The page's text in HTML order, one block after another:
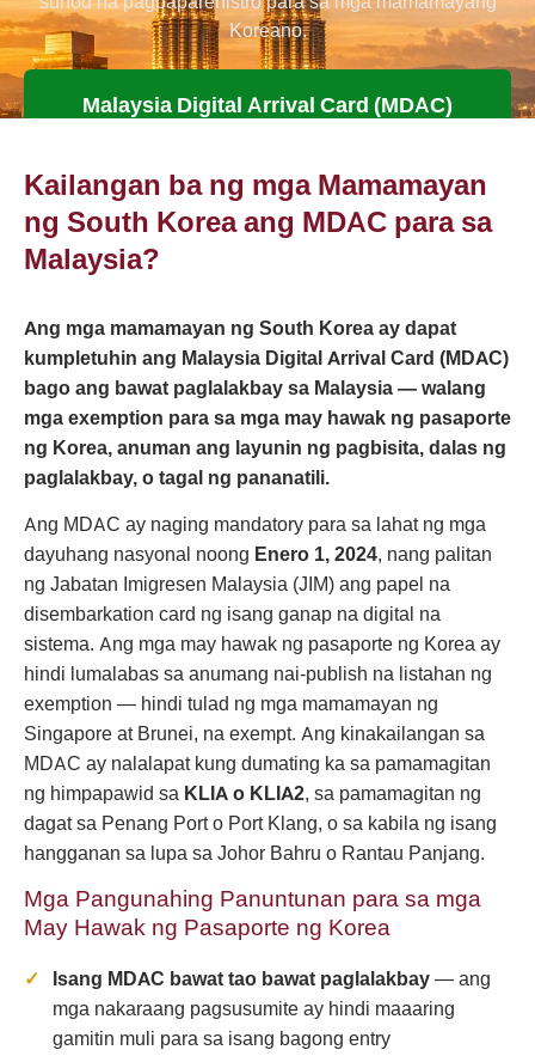
Koreano.
Malaysia Digital Arrival Card (MDAC)
Kailangan ba ng mga Mamamayan
ng South Korea ang MDAC para sa
Malaysia?
Ang mga mamamayan ng South Korea ay dapat
kumpletuhin ang Malaysia Digital Arrival Card (MDAC)
bago ang bawat paglalakbay sa Malaysia — walang
mga exemption para sa mga may hawak ng pasaporte
ng Korea, anuman ang layunin ng pagbisita, dalas ng
paglalakbay, o tagal ng pananatili.
Ang MDAC ay naging mandatory para sa lahat ng mga
dayuhang nasyonal noong Enero 1, 2024, nang palitan
ng Jabatan Imigresen Malaysia (JIM) ang papel na
disembarkation card ng isang ganap na digital na
sistema. Ang mga may hawak ng pasaporte ng Korea ay
hindi lumalabas sa anumang nai-publish na listahan ng
exemption — hindi tulad ng mga mamamayan ng
Singapore at Brunei, na exempt. Ang kinakailangan sa
MDAC ay nalalapat kung dumating ka sa pamamagitan
ng himpapawid sa KLIA o KLIA2, sa pamamagitan ng
dagat sa Penang Port o Port Klang, o sa kabila ng isang
hangganan sa lupa sa Johor Bahru o Rantau Panjang.
Mga Pangunahing Panuntunan para sa mga
May Hawak ng Pasaporte ng Korea
Isang MDAC bawat tao bawat paglalakbay— ang
mga nakaraang pagsusumite ay hindi maaaring
gamitin muli para sa isang bagong entry